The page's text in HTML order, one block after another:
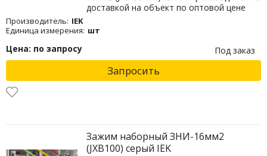
доставкой на объект по оптовой цене
Производитель: IEK
Единица измерения: шт
Цена: по запросу Под заказ
Запросить
Зажим наборный ЗНИ-16мм2
(JXB100) серый IEK